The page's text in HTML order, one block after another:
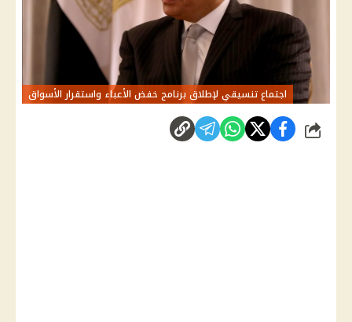
اجتماع تنسيقي لإطلاق برنامج خفض الأعباء واستقرار الأسواق
شارك